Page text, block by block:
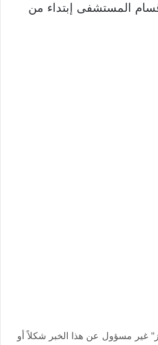
المستشفى إبتداء من
غير مسؤول عن هذا الخبر شكلاً أو